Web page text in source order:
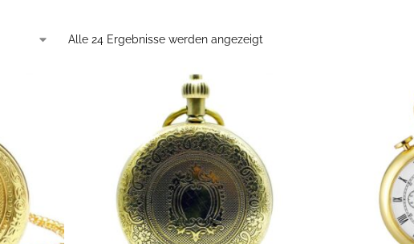
Alle 24 Ergebnisse werden angezeigt